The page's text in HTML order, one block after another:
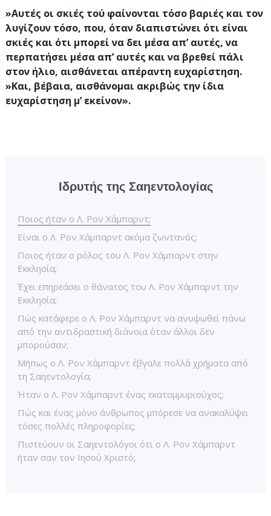
»Αυτές οι σκιές τού φαίνονται τόσο βαριές και τον
λυγίζουν τόσο, που, όταν διαπιστώνει ότι είναι
σκιές και ότι μπορεί να δει μέσα απ’ αυτές, να
περπατήσει μέσα απ’ αυτές και να βρεθεί πάλι
στον ήλιο, αισθάνεται απέραντη ευχαρίστηση.
»Και, βέβαια, αισθάνομαι ακριβώς την ίδια
ευχαρίστηση μ’ εκείνον».
Ιδρυτής της Σαηεντολογίας
Ποιος ήταν ο Λ. Ρον Χάμπαρντ;
Είναι ο Λ. Ρον Χάμπαρντ ακόμα ζωντανός;
Ποιος ήταν ο ρόλος του Λ. Ρον Χάμπαρντ στην
Εκκλησία;
Έχει επηρεάσει ο θάνατος του Λ. Ρον Χάμπαρντ την
Εκκλησία;
Πώς κατάφερε ο Λ. Ρον Χάμπαρντ να ανυψωθεί πάνω
από την αντιδραστική διάνοια όταν άλλοι δεν
μπορούσαν;
Μήπως ο Λ. Ρον Χάμπαρντ έβγαλε πολλά χρήματα από
τη Σαηεντολογία;
Ήταν ο Λ. Ρον Χάμπαρντ ένας εκατομμυριούχος;
Πώς και ένας μόνο άνθρωπος μπόρεσε να ανακαλύψει
τόσες πολλές πληροφορίες;
Πιστεύουν οι Σαηεντολόγοι ότι ο Λ. Ρον Χάμπαρντ
ήταν σαν τον Ιησού Χριστό;